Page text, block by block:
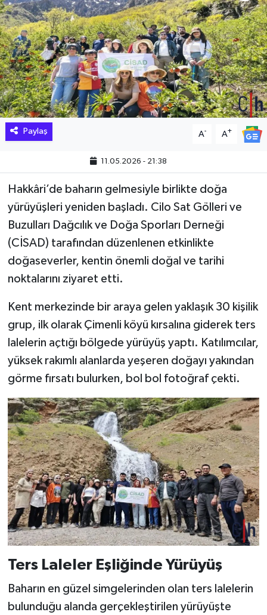
Paylaş A- A+
11.05.2026 - 21:38
Hakkâri’de baharın gelmesiyle birlikte doğa
yürüyüşleri yeniden başladı. Cilo Sat Gölleri ve
Buzulları Dağcılık ve Doğa Sporları Derneği
(CİSAD) tarafından düzenlenen etkinlikte
doğaseverler, kentin önemli doğal ve tarihi
noktalarını ziyaret etti.
Kent merkezinde bir araya gelen yaklaşık 30 kişilik
grup, ilk olarak Çimenli köyü kırsalına giderek ters
lalelerin açtığı bölgede yürüyüş yaptı. Katılımcılar,
yüksek rakımlı alanlarda yeşeren doğayı yakından
görme fırsatı bulurken, bol bol fotoğraf çekti.
Ters Laleler Eşliğinde Yürüyüş
Baharın en güzel simgelerinden olan ters lalelerin
bulunduğu alanda gerçekleştirilen yürüyüşte
Hakkari Haber
İLGİNÇ HABERLER
KADIN
KÜLTÜR SANAT
MAGAZİN
MAKALE
POLİTİKA
REKLAM
SAĞLIK
SPOR
TARİH
TEKNOLOJİ
YAŞAM